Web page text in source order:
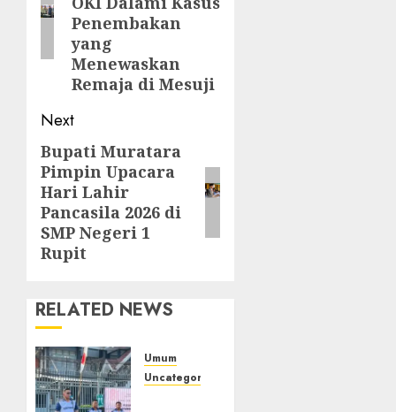
Penembakan
yang
Menewaskan
Remaja di Mesuji
Next
Next
post:
Bupati Muratara
Pimpin Upacara
Hari Lahir
Pancasila 2026 di
SMP Negeri 1
Rupit
RELATED NEWS
Umum
Uncategorized